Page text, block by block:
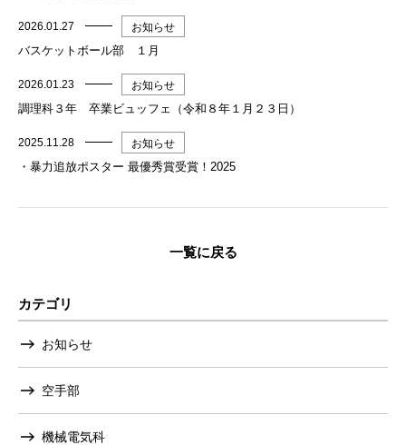
2026.01.27 お知らせ
バスケットボール部 １月
2026.01.23 お知らせ
調理科３年 卒業ビュッフェ（令和８年１月２３日）
2025.11.28 お知らせ
・暴力追放ポスター 最優秀賞受賞！2025
一覧に戻る
カテゴリ
お知らせ
空手部
機械電気科